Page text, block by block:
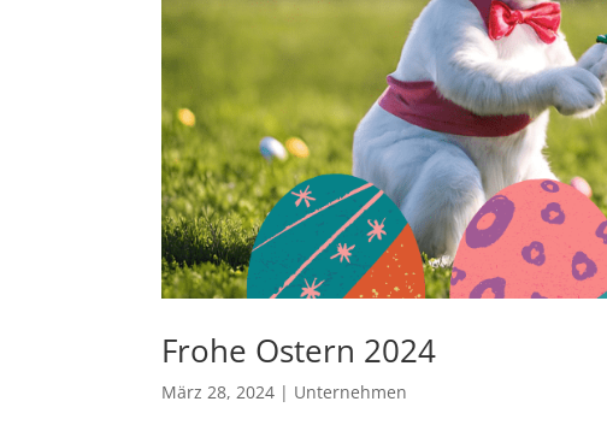
Frohe Ostern 2024
März 28, 2024 | Unternehmen